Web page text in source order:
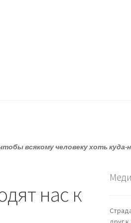
всякому человеку хоть
нас к